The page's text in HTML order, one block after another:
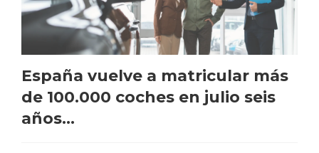
España vuelve a matricular más
de 100.000 coches en julio seis
años...